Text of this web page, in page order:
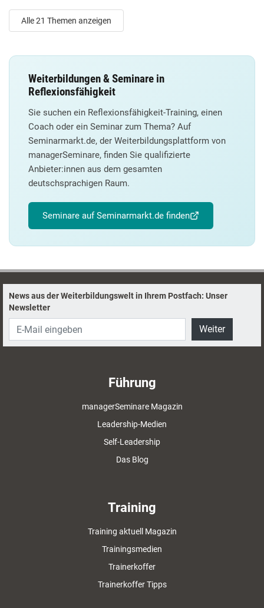
Alle 21 Themen anzeigen
Weiterbildungen & Seminare in
Reflexionsfähigkeit
Sie suchen ein Reflexionsfähigkeit-Training, einen
Coach oder ein Seminar zum Thema? Auf
Seminarmarkt.de, der Weiterbildungsplattform von
managerSeminare, finden Sie qualifizierte
Anbieter:innen aus dem gesamten
deutschsprachigen Raum.
Seminare auf Seminarmarkt.de finden
News aus der Weiterbildungswelt in Ihrem Postfach: Unser
Newsletter
Weiter
Führung
managerSeminare Magazin
Leadership-Medien
Self-Leadership
Das Blog
Training
Training aktuell Magazin
Trainingsmedien
Trainerkoffer
Trainerkoffer Tipps